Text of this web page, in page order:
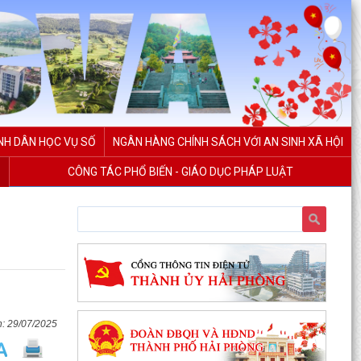
DÂN HỌC VỤ SỐ NGÂN HÀNG CHÍNH SÁCH VỚI AN SINH XÃ HỘI
CÔNG TÁC PHỔ BIẾN - GIÁO DỤC PHÁP LUẬT
29/07/2025